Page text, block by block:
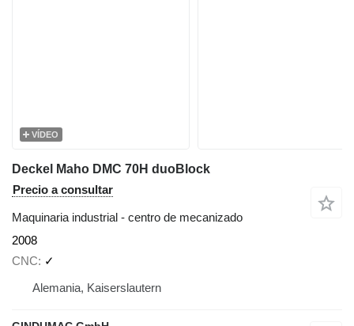
VÍDEO
Deckel Maho DMC 70H duoBlock
Precio a consultar
Maquinaria industrial - centro de mecanizado
2008
CNC
✓
Alemania, Kaiserslautern